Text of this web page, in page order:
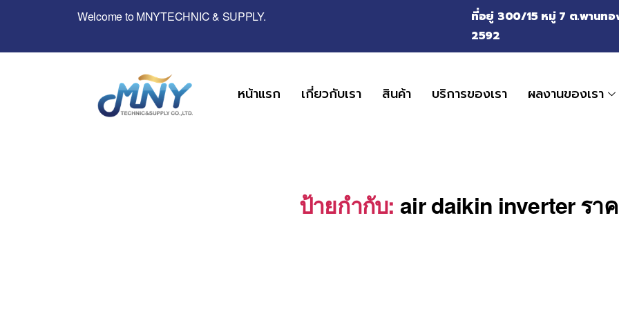
Welcome to MNYTECHNIC & SUPPLY.
ที่อยู่ 300/15 หมู่ 7 ต.พานท
2592
หน้าแรก เกี่ยวกับเรา สินค้า บริการของเรา ผลงานของเรา
ป้ายกำกับ: air daikin inverter รา